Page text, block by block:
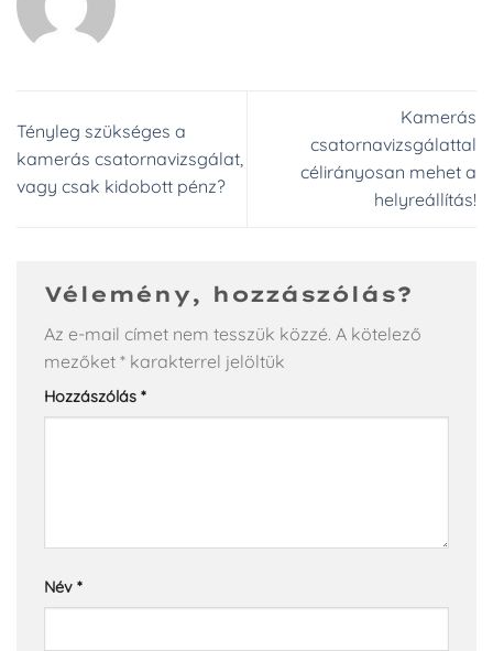
Tényleg szükséges a
kamerás csatornavizsgálat,
vagy csak kidobott pénz?
Kamerás
csatornavizsgálattal
célirányosan mehet a
helyreállítás!
Vélemény, hozzászólás?
Az e-mail címet nem tesszük közzé. A kötelező
mezőket * karakterrel jelöltük
Hozzászólás *
Név *